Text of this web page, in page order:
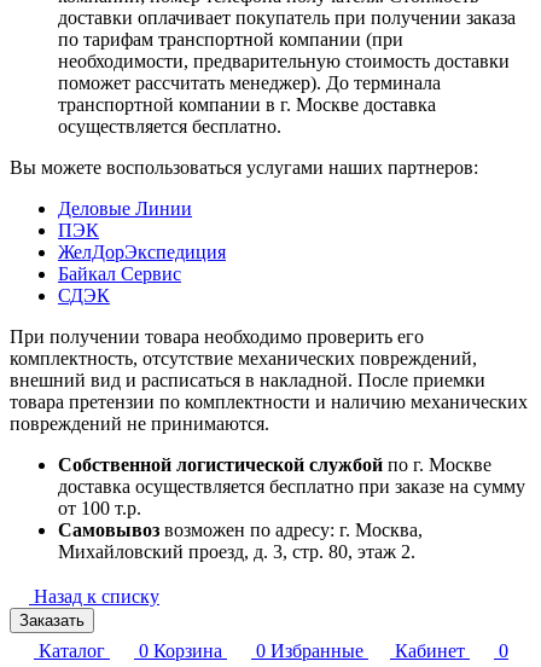
доставки оплачивает покупатель при получении заказа
по тарифам транспортной компании (при
необходимости, предварительную стоимость доставки
поможет рассчитать менеджер). До терминала
транспортной компании в г. Москве доставка
осуществляется бесплатно.
Вы можете воспользоваться услугами наших партнеров:
Деловые Линии
ПЭК
ЖелДорЭкспедиция
Байкал Сервис
СДЭК
При получении товара необходимо проверить его
комплектность, отсутствие механических повреждений,
внешний вид и расписаться в накладной. После приемки
товара претензии по комплектности и наличию механических
повреждений не принимаются.
Собственной логистической службой по г. Москве
доставка осуществляется бесплатно при заказе на сумму
от 100 т.р.
Самовывоз возможен по адресу: г. Москва,
Михайловский проезд, д. 3, стр. 80, этаж 2.
Назад к списку
Заказать
Каталог 0 Корзина 0 Избранные Кабинет
0